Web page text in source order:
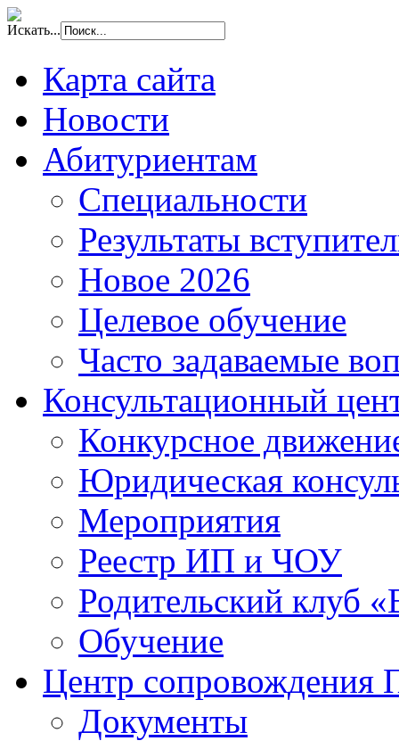
Искать...
Карта сайта
Новости
Абитуриентам
Специальности
Результаты
Новое 2026
Целевое обучение
Часто задаваемые
Консультационный
Конкурсное
Юридическая
Мероприятия
Реестр ИП и ЧОУ
Родительский клуб
Обучение
Центр сопровождения
Документы